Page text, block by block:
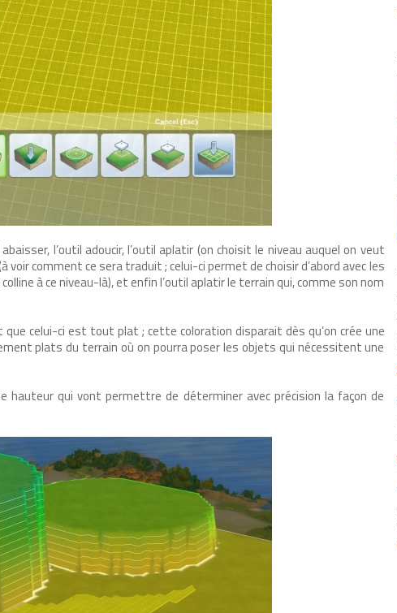
l’outil adoucir, l’outil aplatir (on choisit le niveau auquel on veut
comment ce sera traduit ; celui-ci permet de choisir d’abord avec les
à ce niveau-là), et enfin l’outil aplatir le terrain qui, comme son nom
celui-ci est tout plat ; cette coloration disparait dès qu’on crée une
plats du terrain où on pourra poser les objets qui nécessitent une
hauteur qui vont permettre de déterminer avec précision la façon de